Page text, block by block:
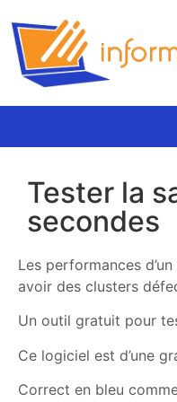
Tester la
secondes
Les performances
avoir des clusters
Un outil gratuit pour
Ce logiciel est d’une
Correct en bleu